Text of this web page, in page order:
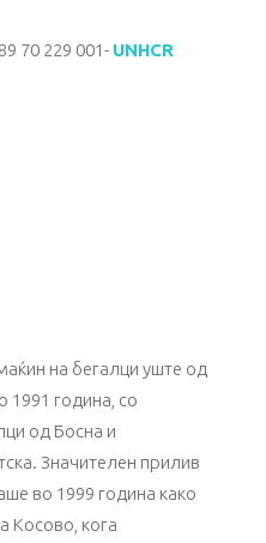
70 229 001- UNHCR
на бегалци уште од
1991 година, со
од Босна и
Значителен прилив
во 1999 година како
Косово, кога